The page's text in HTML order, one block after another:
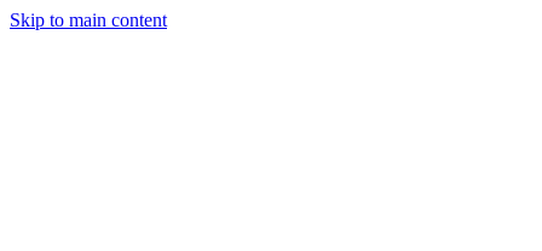
Skip to main content